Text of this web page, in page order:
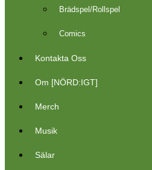
Brädspel/Rollspel
Comics
Kontakta Oss
Om [NÖRD:IGT]
Merch
Musik
Sälar